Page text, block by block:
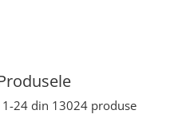
1-24 din 13024 produse